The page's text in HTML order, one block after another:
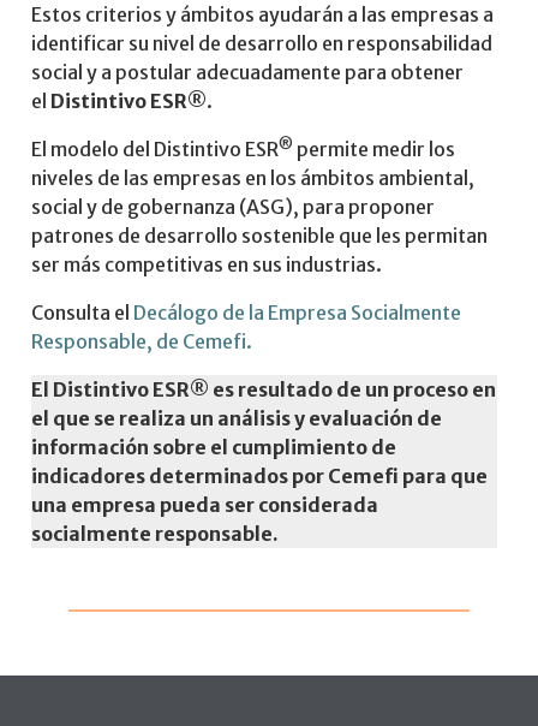
Estos criterios y ámbitos ayudarán a las empresas a
identificar su nivel de desarrollo en responsabilidad
social y a postular adecuadamente para obtener
el Distintivo ESR®.
El modelo del Distintivo ESR® permite medir los
niveles de las empresas en los ámbitos ambiental,
social y de gobernanza (ASG), para proponer
patrones de desarrollo sostenible que les permitan
ser más competitivas en sus industrias.
Consulta el Decálogo de la Empresa Socialmente
Responsable, de Cemefi.
El Distintivo ESR® es resultado de un proceso en
el que se realiza un análisis y evaluación de
información sobre el cumplimiento de
indicadores determinados por Cemefi para que
una empresa pueda ser considerada
socialmente responsable.